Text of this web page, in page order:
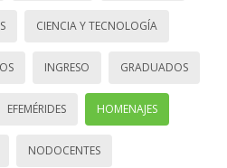
CIENCIA Y TECNOLOGÍA
INGRESO GRADUADOS
EFEMÉRIDES HOMENAJES
NODOCENTES